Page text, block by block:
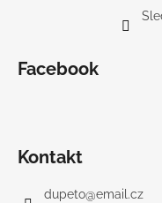
Facebook
Kontakt
dupeto@email.cz